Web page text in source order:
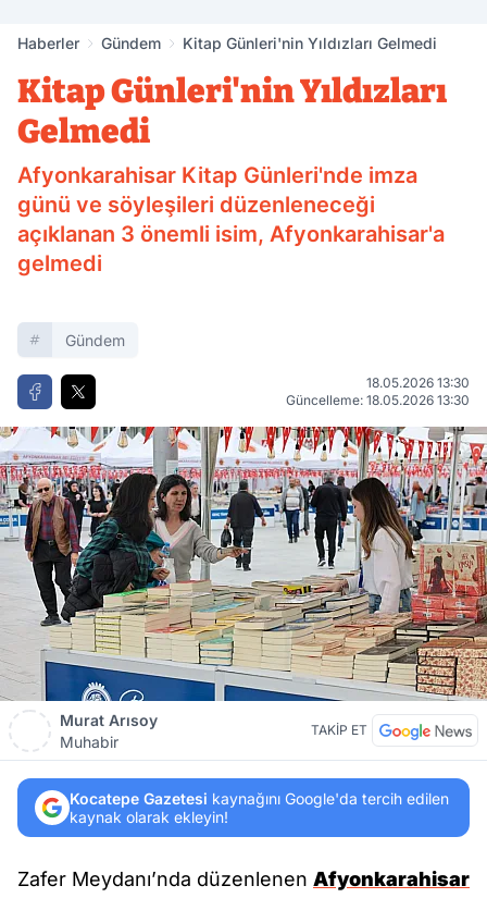
Haberler Gündem Kitap Günleri'nin Yıldızları Gelmedi
Kitap Günleri'nin Yıldızları
Gelmedi
Afyonkarahisar Kitap Günleri'nde imza
günü ve söyleşileri düzenleneceği
açıklanan 3 önemli isim, Afyonkarahisar'a
gelmedi
Gündem
18.05.2026 13:30
Güncelleme: 18.05.2026 13:30
Murat Arısoy
Muhabir
TAKİP ET
Kocatepe Gazetesi kaynağını Google'da tercih edilen
kaynak olarak ekleyin!
Zafer Meydanı’nda düzenlenen Afyonkarahisar